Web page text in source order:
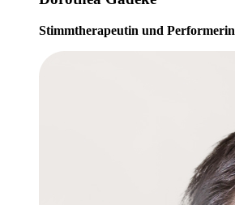
Stimmtherapeutin und Performerin